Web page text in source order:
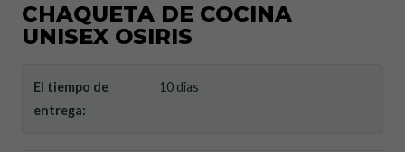
CHAQUETA DE COCINA
UNISEX OSIRIS
El tiempo de
entrega:
10 días